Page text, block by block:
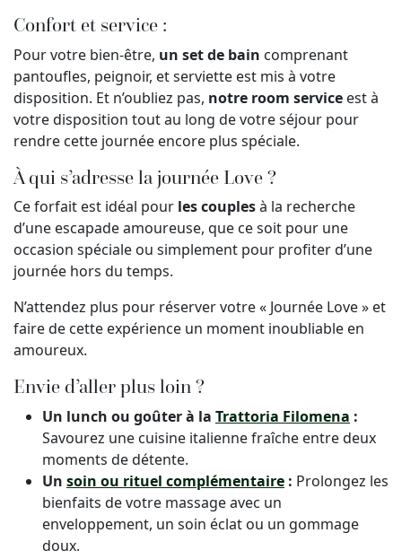
Confort et service :
Pour votre bien-être, un set de bain comprenant
pantoufles, peignoir, et serviette est mis à votre
disposition. Et n’oubliez pas, notre room service est à
votre disposition tout au long de votre séjour pour
rendre cette journée encore plus spéciale.
À qui s’adresse la journée Love ?
Ce forfait est idéal pour les couplesà la recherche
d’une escapade amoureuse, que ce soit pour une
occasion spéciale ou simplement pour profiter d’une
journée hors du temps.
N’attendez plus pour réserver votre « Journée Love » et
faire de cette expérience un moment inoubliable en
amoureux.
Envie d’aller plus loin ?
Un lunch ou goûter à la Trattoria Filomena :
Savourez une cuisine italienne fraîche entre deux
moments de détente.
Un soin ou rituel complémentaire : Prolongez les
bienfaits de votre massage avec un
enveloppement, un soin éclat ou un gommage
doux.